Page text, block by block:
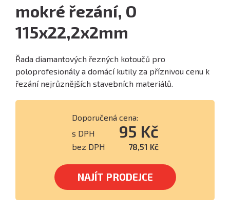
mokré řezání, O
115x22,2x2mm
Řada diamantových řezných kotoučů pro
poloprofesionály a domácí kutily za příznivou cenu k
řezání nejrůznějších stavebních materiálů.
Doporučená cena:
s DPH
95 Kč
bez DPH 78,51 Kč
NAJÍT PRODEJCE